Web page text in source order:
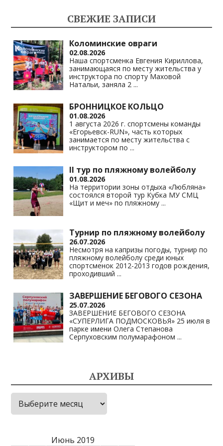
as
s
ni
ki
a
m
A
p
p
Li
n
k
СВЕЖИЕ ЗАПИСИ
Коломинские овраги
02.08.2026
Наша спортсменка Евгения Кириллова,
занимающаяся по месту жительства у
инструктора по спорту Маховой
Натальи, заняла 2 ...
БРОННИЦКОЕ КОЛЬЦО
01.08.2026
1 августа 2026 г. спортсмены команды
«Егорьевск-RUN», часть которых
занимается по месту жительства с
инструктором по ...
II тур по пляжному волейболу
01.08.2026
На территории зоны отдыха «Любляна»
состоялся второй тур Кубка МУ СМЦ
«Щит и меч» по пляжному ...
Турнир по пляжному волейболу
26.07.2026
Несмотря на капризы погоды, турнир по
пляжному волейболу среди юных
спортсменок 2012-2013 годов рождения,
проходивший ...
ЗАВЕРШЕНИЕ БЕГОВОГО СЕЗОНА
25.07.2026
ЗАВЕРШЕНИЕ БЕГОВОГО СЕЗОНА
«СУПЕРЛИГА ПОДМОСКОВЬЯ» 25 июля в
парке имени Олега Степанова
Серпуховским полумарафоном ...
АРХИВЫ
Архивы
Июнь 2019